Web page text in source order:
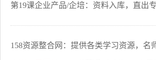
第19课企业产品/企培：资料入库，直出
158资源整合网：提供各类学习资源，名